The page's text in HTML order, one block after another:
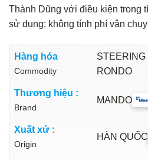
Thành Dũng với điều kiện trong
sử dụng: không tính phí vận
Hàng hóa
Commodity
RONDO
Thương hiệu :
Brand
MANDO
Xuất xứ :
Origin
HÀN QUỐC